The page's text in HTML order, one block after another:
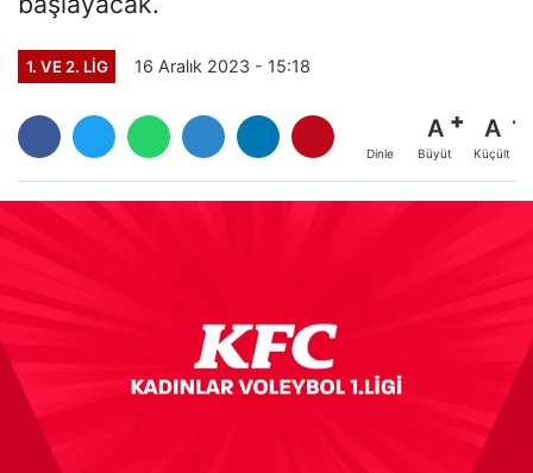
1. VE 2. LIG 16 Aralık 2023 - 15:18
Dinle
A
Büyüt
A
Küçült